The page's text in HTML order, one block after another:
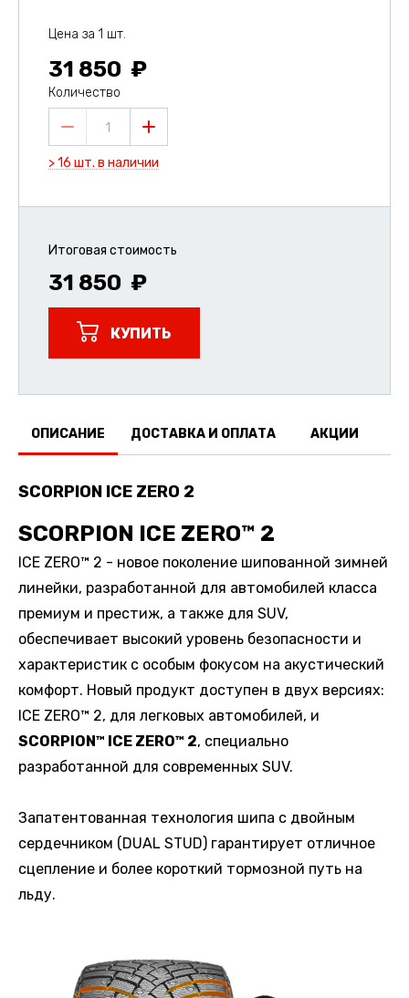
Цена за 1 шт.
31 850
Количество
1
> 16 шт. в наличии
Итоговая стоимость
31 850
КУПИТЬ
ОПИСАНИЕ ДОСТАВКА И ОПЛАТА АКЦИИ
SCORPION ICE ZERO 2
SCORPION ICE ZERO™ 2
ICE ZERO™ 2 - новое поколение шипованной зимней
линейки, разработанной для автомобилей класса
премиум и престиж, а также для SUV,
обеспечивает высокий уровень безопасности и
характеристик с особым фокусом на акустический
комфорт. Новый продукт доступен в двух версиях:
ICE ZERO™ 2, для легковых автомобилей, и
SCORPION™ ICE ZERO™ 2, специально
разработанной для современных SUV.
Запатентованная технология шипа с двойным
сердечником (DUAL STUD) гарантирует отличное
сцепление и более короткий тормозной путь на
льду.